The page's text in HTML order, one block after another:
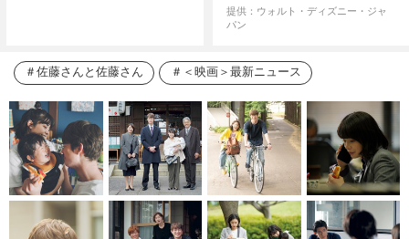
提供：ウォルト・ディズニー・ジャ
パン
佐藤さんと佐藤さん ＜映画＞最新ニュース